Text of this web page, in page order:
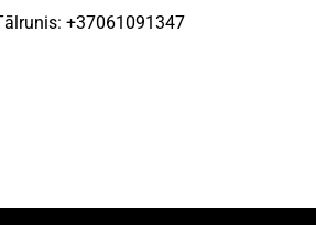
+37061091347